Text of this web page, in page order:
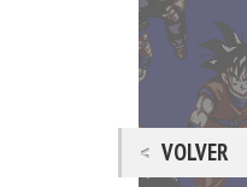
VOLVER